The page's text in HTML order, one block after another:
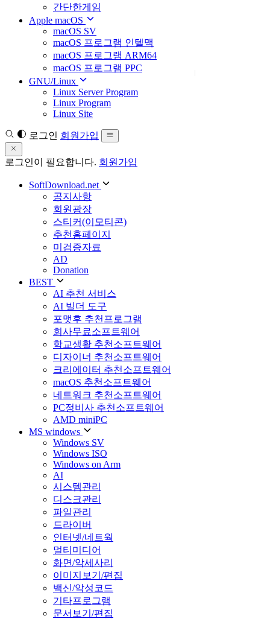
간단한게임
Apple macOS
macOS SV
macOS 프로그램 인텔맥
macOS 프로그램 ARM64
macOS 프로그램 PPC
GNU/Linux
Linux Server Program
Linux Program
Linux Site
로그인 회원가입
로그인이 필요합니다. 회원가입
SoftDownload.net
공지사항
회원광장
스티커(이모티콘)
추천홈페이지
미검증자료
AD
Donation
BEST
AI 추천 서비스
AI 빌더 도구
포맷후 추천프로그램
회사무료소프트웨어
학교생활 추천소프트웨어
디자이너 추천소프트웨어
크리에이터 추천소프트웨어
macOS 추천소프트웨어
네트워크 추천소프트웨어
PC정비사 추천소프트웨어
AMD miniPC
MS windows
Windows SV
Windows ISO
Windows on Arm
AI
시스템관리
디스크관리
파일관리
드라이버
인터넷/네트웍
멀티미디어
화면/악세사리
이미지보기/편집
백신/악성코드
기타프로그램
문서보기/편집